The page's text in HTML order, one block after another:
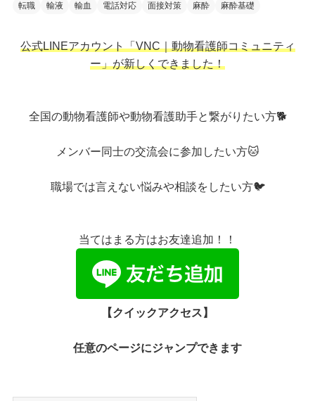
転職
輸液 輸血 電話対応 面接対策 麻酔 麻酔基礎
公式LINEアカウント「VNC｜動物看護師コミュニティ
ー」が新しくできました！
全国の動物看護師や動物看護助手と繋がりたい方🐕
メンバー同士の交流会に参加したい方🐱
職場では言えない悩みや相談をしたい方🐦
当てはまる方はお友達追加！！
【クイックアクセス】
任意のページにジャンプできます